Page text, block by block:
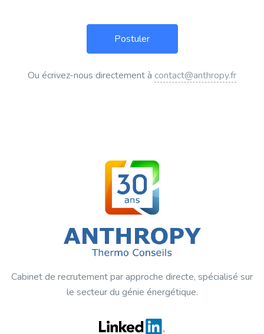
Ou écrivez-nous directement à contact@anthropy.fr
Cabinet de recrutement par approche directe, spécialisé sur
le secteur du génie énergétique.